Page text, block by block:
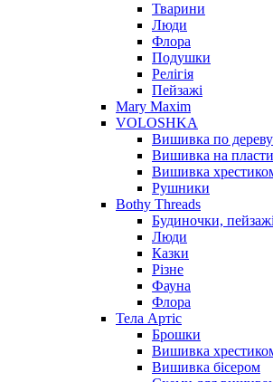
Тварини
Люди
Флора
Подушки
Релігія
Пейзажі
Mary Maxim
VOLOSHKA
Вишивка по дереву
Вишивка на
Вишивка
Рушники
Bothy Threads
Будиночки, пейзажі
Люди
Казки
Різне
Фауна
Флора
Тела Артіс
Брошки
Вишивка
Вишивка бісером